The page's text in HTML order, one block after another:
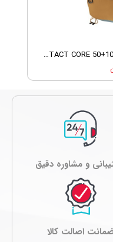
کوله پشتی ایر کانتکت کر ۱۰+۵۰ دیوتر | DEUTER AIRCONTACT CORE 50+10
و مشاوره دقیق
اصالت کالا